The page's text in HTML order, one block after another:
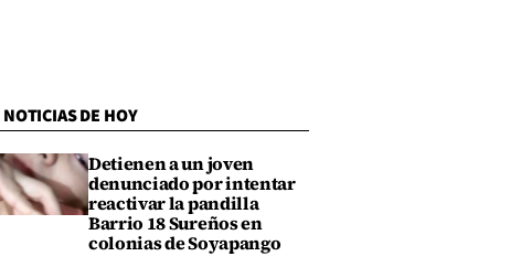
NOTICIAS DE HOY
Detienen a un joven
denunciado por intentar
reactivar la pandilla
Barrio 18 Sureños en
colonias de Soyapango